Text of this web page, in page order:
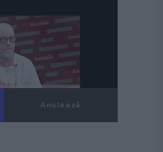
Anulează